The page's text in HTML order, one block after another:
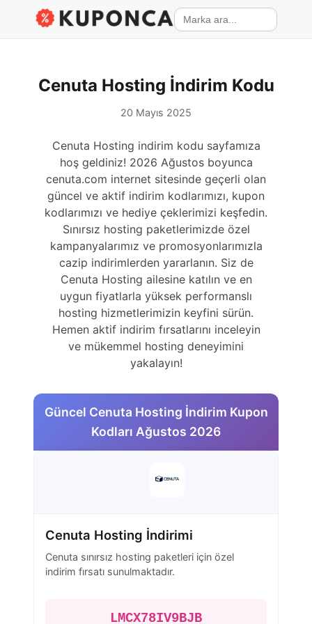
Cenuta Hosting İndirim Kodu
20 Mayıs 2025
Cenuta Hosting indirim kodu sayfamıza
hoş geldiniz! 2026 Ağustos boyunca
cenuta.com internet sitesinde geçerli olan
güncel ve aktif indirim kodlarımızı, kupon
kodlarımızı ve hediye çeklerimizi keşfedin.
Sınırsız hosting paketlerimizde özel
kampanyalarımız ve promosyonlarımızla
cazip indirimlerden yararlanın. Siz de
Cenuta Hosting ailesine katılın ve en
uygun fiyatlarla yüksek performanslı
hosting hizmetlerimizin keyfini sürün.
Hemen aktif indirim fırsatlarını inceleyin
ve mükemmel hosting deneyimini
yakalayın!
Güncel Cenuta Hosting İndirim Kupon
Kodları Ağustos 2026
Cenuta Hosting İndirimi
Cenuta sınırsız hosting paketleri için özel
indirim fırsatı sunulmaktadır.
LMCX78IV9BJB